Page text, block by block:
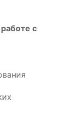
с